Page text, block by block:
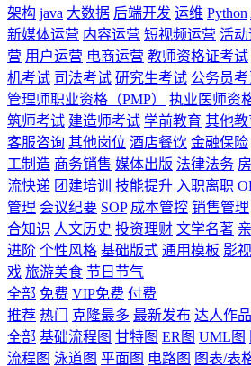
架构 java 大数据 后端开发 运维 Python
新媒体运营 内容运营 短视频运营 活动
营 用户运营 电商运营 教师资格证考试
机考试 司法考试 研究生考试 公务员考
管理师职业资格（PMP）
执业医师资
筑师考试 建造师考试 学前教育 其他教
客服咨询 其他岗位 酒店餐饮 金融保险
工制造 商务销售 媒体出版 法律法务
流快递 团建培训 技能提升 入职离职
管理 会议纪要 SOP 成本管控 销售管理
合知识 人文历史 投资理财 文学名著
进阶 个性风格 基础版式 通用模板 影
戏 旅游美食 节日节气
全部 免费 VIP免费 付费
推荐 热门 克隆最多 最新发布 达人作品
全部 基础流程图 甘特图 ER图 UML图
流程图 泳道图 平面图 电路图 图表/表